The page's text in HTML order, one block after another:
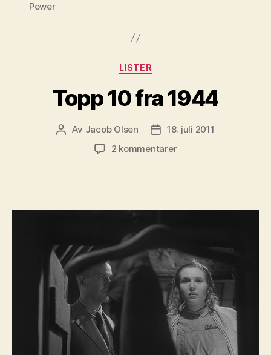
Power
Kategorier
LISTER
Topp 10 fra 1944
Innleggsforfatter
Av Jacob Olsen Publiseringsdato
18. juli 2011
2 kommentarertil